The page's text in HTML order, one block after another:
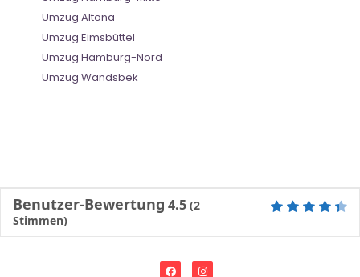
Umzug Altona
Umzug Eimsbüttel
Umzug Hamburg-Nord
Umzug Wandsbek
Benutzer-Bewertung 4.5 (2
Stimmen)